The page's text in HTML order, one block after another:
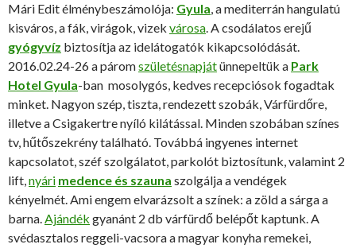
Mári Edit élménybeszámolója: Gyula, a mediterrán hangulatú
kisváros, a fák, virágok, vizek városa. A csodálatos erejű
gyógyvíz biztosítja az idelátogatók kikapcsolódását.
2016.02.24-26 a páromszületésnapjátünnepeltük a Park
Hotel Gyula-ban mosolygós, kedves recepciósok fogadtak
minket. Nagyon szép, tiszta, rendezett szobák, Várfürdőre,
illetve a Csigakertre nyíló kilátással. Minden szobában színes
tv, hűtőszekrény található. Továbbá ingyenes internet
kapcsolatot, széf szolgálatot, parkolót biztosítunk, valamint 2
lift,nyári medence és szauna szolgálja a vendégek
kényelmét. Ami engem elvarázsolt a színek: a zöld a sárga a
barna.Ajándék gyanánt 2 db várfürdő belépőt kaptunk. A
svédasztalos reggeli-vacsora a magyar konyha remekei,